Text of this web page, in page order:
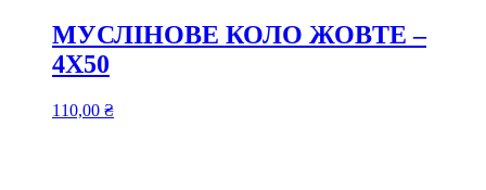
МУСЛІНОВЕ КОЛО ЖОВТЕ –
4Х50
110,00 ₴